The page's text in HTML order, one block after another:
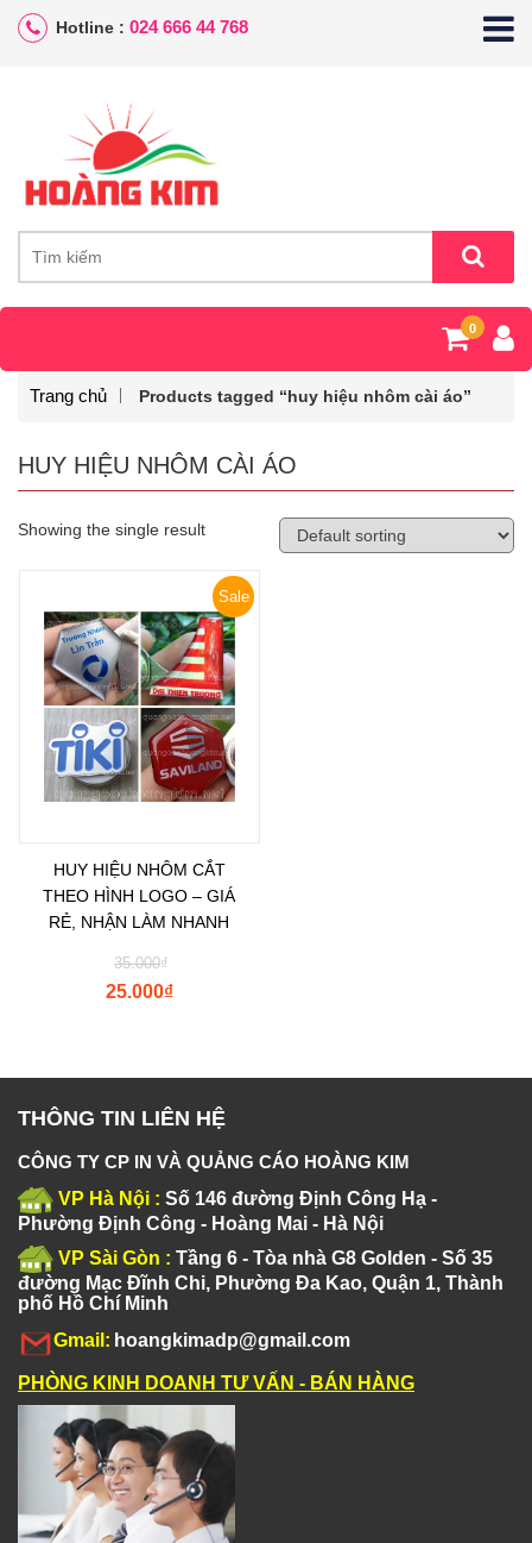
Hotline : 024 666 44 768
0
Trang chủ Products tagged “huy hiệu nhôm cài áo”
HUY HIỆU NHÔM CÀI ÁO
Showing the single result
Sale
HUY HIỆU NHÔM CẮT
THEO HÌNH LOGO – GIÁ
RẺ, NHẬN LÀM NHANH
₫
35.000
₫
25.000
THÔNG TIN LIÊN HỆ
CÔNG TY CP IN VÀ QUẢNG CÁO HOÀNG KIM
VP Hà Nội : Số 146 đường Định Công Hạ -
Phường Định Công - Hoàng Mai - Hà Nội
VP Sài Gòn : Tầng 6 - Tòa nhà G8 Golden - Số 35
đường Mạc Đĩnh Chi, Phường Đa Kao, Quận 1, Thành
phố Hồ Chí Minh
Gmail: hoangkimadp@gmail.com
PHÒNG KINH DOANH TƯ VẤN - BÁN HÀNG